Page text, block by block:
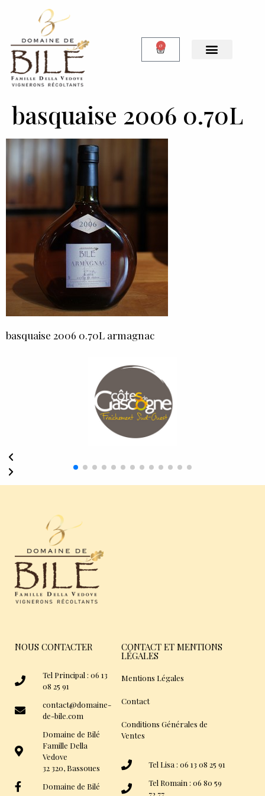
0
basquaise 2006 0.70L
basquaise 2006 0.70L armagnac
NOUS CONTACTER
Tel Principal : 06 13
08 25 91
contact@domaine-
de-bile.com
Domaine de Bilé
Famille Della
Vedove
32 320, Bassoues
Domaine de Bilé
CONTACT ET MENTIONS
LÉGALES
Mentions Légales
Contact
Conditions Générales de
Ventes
Tel Lisa : 06 13 08 25 91
Tel Romain : 06 80 59